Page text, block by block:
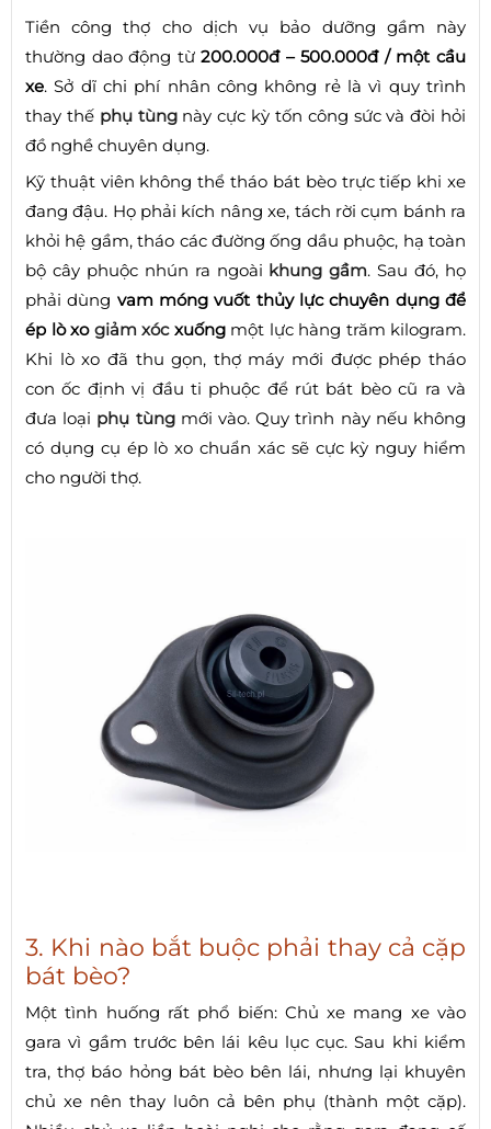
Tiền công thợ cho dịch vụ bảo dưỡng gầm này
thường dao động từ200.000đ – 500.000đ / một cầu
xe. Sở dĩ chi phí nhân công không rẻ là vì quy trình
thay thế phụ tùngnày cực kỳ tốn công sức và đòi hỏi
đồ nghề chuyên dụng.
Kỹ thuật viên không thể tháo bát bèo trực tiếp khi xe
đang đậu. Họ phải kích nâng xe, tách rời cụm bánh ra
khỏi hệ gầm, tháo các đường ống dầu phuộc, hạ toàn
bộ cây phuộc nhún ra ngoài khung gầm. Sau đó, họ
phải dùng vam móng vuốt thủy lực chuyên dụng để
ép lò xo giảm xócxuốngmột lực hàng trăm kilogram.
Khi lò xo đã thu gọn, thợ máy mới được phép tháo
con ốc định vị đầu ti phuộc để rút bát bèo cũ ra và
đưa loại phụ tùngmới vào. Quy trình này nếu không
có dụng cụ ép lò xo chuẩn xác sẽ cực kỳ nguy hiểm
cho người thợ.
3. Khi nào bắt buộc phải thay cả cặp
bát bèo?
Một tình huống rất phổ biến: Chủ xe mang xe vào
gara vì gầm trước bên lái kêu lục cục. Sau khi kiểm
tra, thợ báo hỏng bát bèo bên lái, nhưng lại khuyên
chủ xe nên thay luôn cả bên phụ (thành một cặp).